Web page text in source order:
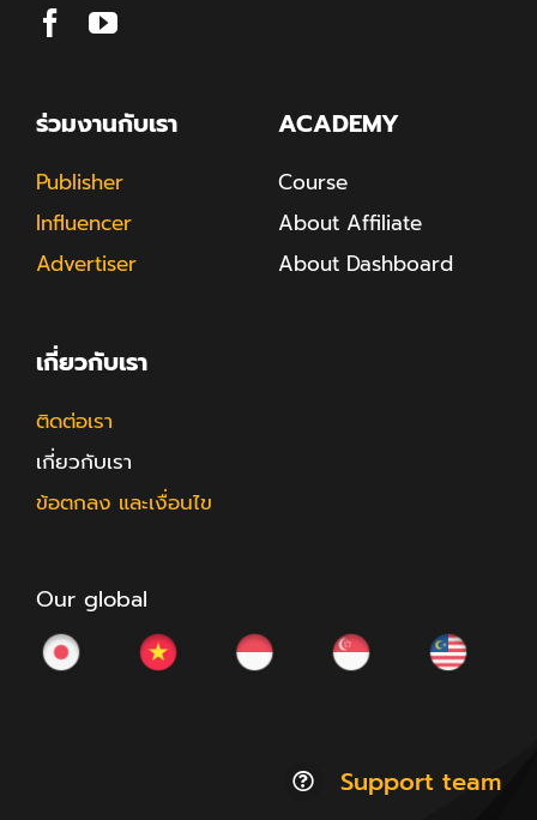
ร่วมงานกับเรา
Publisher
Influencer
Advertiser
ACADEMY
Course
About Affiliate
About Dashboard
เกี่ยวกับเรา
ติดต่อเรา
เกี่ยวกับเรา
ข้อตกลง และเงื่อนไข
Our global
Support team